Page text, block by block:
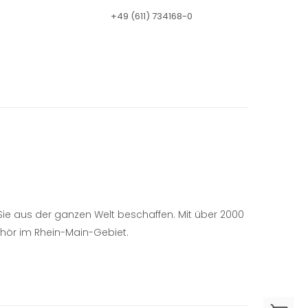
+49 (611) 734168-0
aus der ganzen Welt beschaffen. Mit über 2000
im Rhein-Main-Gebiet.